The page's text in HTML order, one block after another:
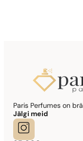
Paris Perfumes on
Jälgi meid